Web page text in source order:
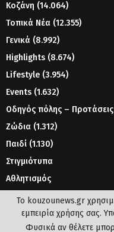
Κοζάνη (14.064)
Τοπικά Νέα (12.355)
Γενικά (8.992)
Highlights (8.674)
Lifestyle (3.954)
Events (1.632)
Οδηγός πόλης – Προτάσεις
Ζώδια (1.312)
Παιδί (1.130)
Στιγμιότυπα
Αθλητισμός
Γυναίκα
Το kouzounews.gr
εμπειρία χρήσης σας.
Φυσικά αν θέλετε